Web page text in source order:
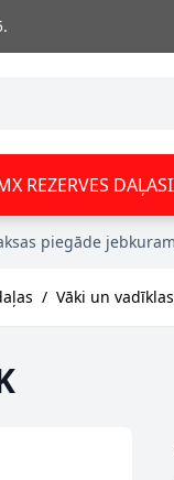
REZERVES DAĻAS
piegāde
/ Vāki un vadīklas